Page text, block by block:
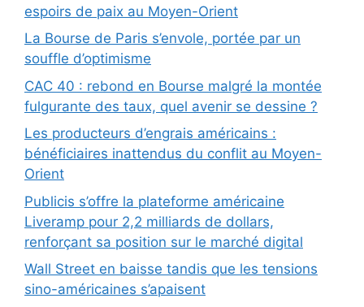
espoirs de paix au Moyen-Orient
La Bourse de Paris s’envole, portée par un
souffle d’optimisme
CAC 40 : rebond en Bourse malgré la montée
fulgurante des taux, quel avenir se dessine ?
Les producteurs d’engrais américains :
bénéficiaires inattendus du conflit au Moyen-
Orient
Publicis s’offre la plateforme américaine
Liveramp pour 2,2 milliards de dollars,
renforçant sa position sur le marché digital
Wall Street en baisse tandis que les tensions
sino-américaines s’apaisent